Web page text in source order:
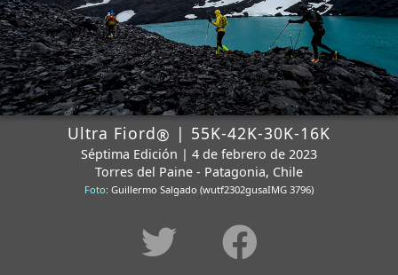
Ultra Fiord® | 55K-42K-30K-16K
Séptima Edición | 4 de febrero de 2023
Torres del Paine - Patagonia, Chile
Foto: Guillermo Salgado (wutf2302gusaIMG 3796)